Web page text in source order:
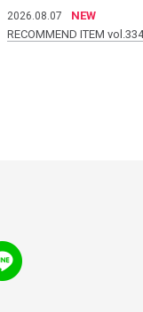
2026.08.07
NEW
RECOMMEND ITEM vol.334